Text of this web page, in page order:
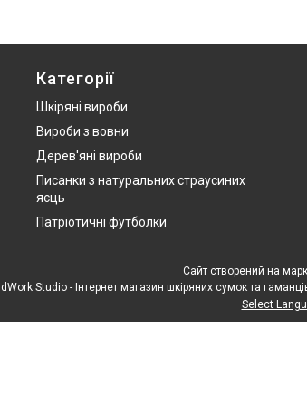
Категорії
Шкіряні вироби
Вироби з вовни
Дерев'яні вироби
Писанки з натуральних страусиних
яєць
Патріотичні футболки
Сайт створений на
Select